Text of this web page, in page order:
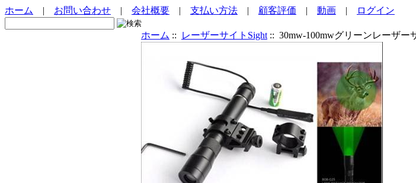
ホーム | お問い合わせ | 会社概要 | 支払い方法 | 顧客評価 | 動画 | ログイン
ホーム :: レーザーサイトSight :: 30mw-100mwグリーンレーザー